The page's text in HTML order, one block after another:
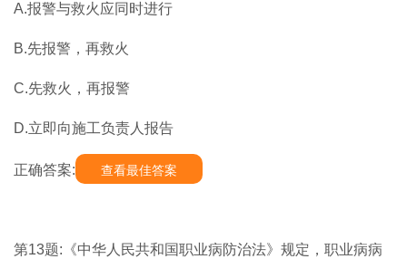
A.报警与救火应同时进行
B.先报警，再救火
C.先救火，再报警
D.立即向施工负责人报告
正确答案: 查看最佳答案
第13题:《中华人民共和国职业病防治法》规定，职业病病